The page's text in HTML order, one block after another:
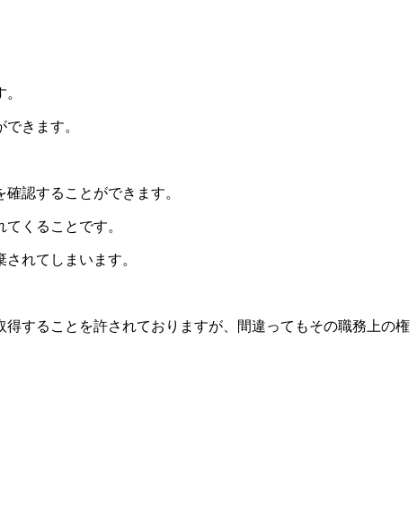
きます。
認することができます。
くることです。
れてしまいます。
することを許されておりますが、間違ってもその職務上の権